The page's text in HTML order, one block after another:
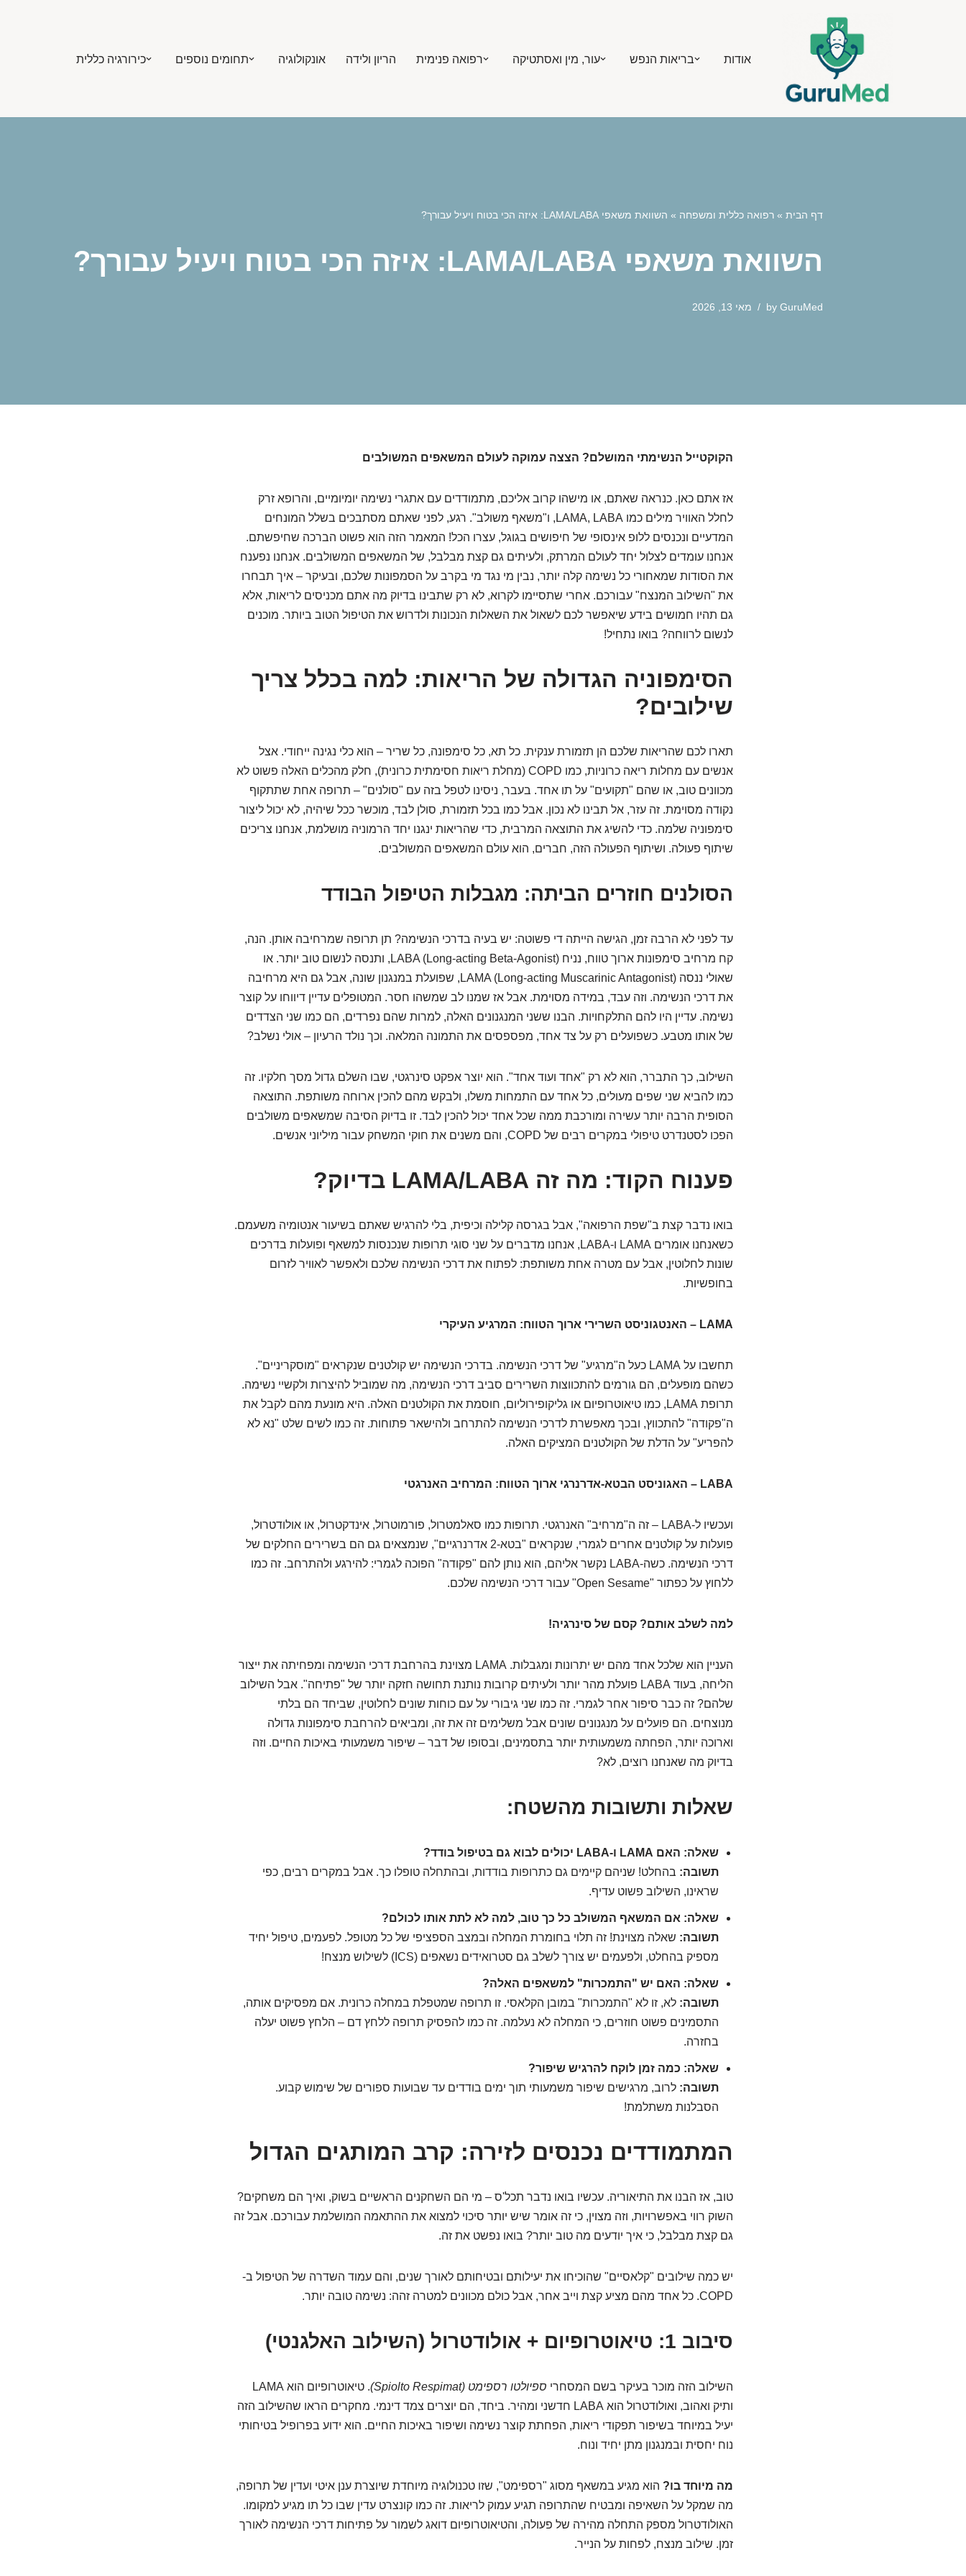
אודות בריאות הנפש עור, מין ואסתטיקה רפואה פנימית הריון ולידה אונקולוגיה תחומים נוספים כירורגיה כללית
דף הבית » רפואה כללית ומשפחה » השוואת משאפי LAMA/LABA: איזה הכי בטוח ויעיל עבורך?
השוואת משאפי LAMA/LABA: איזה הכי בטוח ויעיל עבורך?
by GuruMed מאי 13, 2026
הקוקטייל הנשימתי המושלם? הצצה עמוקה לעולם המשאפים המשולבים
אז אתם כאן. כנראה שאתם, או מישהו קרוב אליכם, מתמודדים עם אתגרי נשימה יומיומיים, והרופא זרק
לחלל האוויר מילים כמו LAMA, LABA, ו"משאף משולב". רגע, לפני שאתם מסתבכים בשלל המונחים
המדעיים ונכנסים ללופ אינסופי של חיפושים בגוגל, עצרו הכל! המאמר הזה הוא פשוט הברכה שחיפשתם.
אנחנו עומדים לצלול יחד לעולם המרתק, ולעיתים גם קצת מבלבל, של המשאפים המשולבים. אנחנו נפענח
את הסודות שמאחורי כל נשימה קלה יותר, נבין מי נגד מי בקרב על הסמפונות שלכם, ובעיקר – איך תבחרו
את "השילוב המנצח" עבורכם. אחרי שתסיימו לקרוא, לא רק שתבינו בדיוק מה אתם מכניסים לריאות, אלא
גם תהיו חמושים בידע שיאפשר לכם לשאול את השאלות הנכונות ולדרוש את הטיפול הטוב ביותר. מוכנים
לנשום לרווחה? בואו נתחיל!
הסימפוניה הגדולה של הריאות: למה בכלל צריך
שילובים?
תארו לכם שהריאות שלכם הן תזמורת ענקית. כל תא, כל סימפונה, כל שריר – הוא כלי נגינה ייחודי. אצל
אנשים עם מחלות ריאה כרוניות, כמו COPD (מחלת ריאות חסימתית כרונית), חלק מהכלים האלה פשוט לא
מכוונים טוב, או שהם "תקועים" על תו אחד. בעבר, ניסינו לטפל בזה עם "סולנים" – תרופה אחת שתתקוף
נקודה מסוימת. זה עזר, אל תבינו לא נכון. אבל כמו בכל תזמורת, סולן לבד, מוכשר ככל שיהיה, לא יכול ליצור
סימפוניה שלמה. כדי להשיג את התוצאה המרבית, כדי שהריאות ינגנו יחד הרמוניה מושלמת, אנחנו צריכים
שיתוף פעולה. ושיתוף הפעולה הזה, חברים, הוא עולם המשאפים המשולבים.
הסולנים חוזרים הביתה: מגבלות הטיפול הבודד
עד לפני לא הרבה זמן, הגישה הייתה די פשוטה: יש בעיה בדרכי הנשימה? תן תרופה שמרחיבה אותן. הנה,
קח מרחיב סימפונות ארוך טווח, נניח LABA (Long-acting Beta-Agonist), ותנסה לנשום טוב יותר. או
שאולי ננסה LAMA (Long-acting Muscarinic Antagonist), שפועלת במנגנון שונה, אבל גם היא מרחיבה
את דרכי הנשימה. וזה עבד, במידה מסוימת. אבל אז שמנו לב שמשהו חסר. המטופלים עדיין דיווחו על קוצר
נשימה. עדיין היו להם התלקחויות. הבנו ששני המנגנונים האלה, למרות שהם נפרדים, הם כמו שני הצדדים
של אותו מטבע. כשפועלים רק על צד אחד, מפספסים את התמונה המלאה. וכך נולד הרעיון – אולי נשלב?
השילוב, כך התברר, הוא לא רק "אחד ועוד אחד". הוא יוצר אפקט סינרגטי, שבו השלם גדול מסך חלקיו. זה
כמו להביא שני שפים מעולים, כל אחד עם התמחות משלו, ולבקש מהם להכין ארוחה משותפת. התוצאה
הסופית הרבה יותר עשירה ומורכבת ממה שכל אחד יכול להכין לבד. זו בדיוק הסיבה שמשאפים משולבים
הפכו לסטנדרט טיפולי במקרים רבים של COPD, והם משנים את חוקי המשחק עבור מיליוני אנשים.
פענוח הקוד: מה זה LAMA/LABA בדיוק?
בואו נדבר קצת ב"שפת הרפואה", אבל בגרסה קלילה וכיפית, בלי להרגיש שאתם בשיעור אנטומיה משעמם.
כשאנחנו אומרים LAMA ו-LABA, אנחנו מדברים על שני סוגי תרופות שנכנסות למשאף ופועלות בדרכים
שונות לחלוטין, אבל עם מטרה אחת משותפת: לפתוח את דרכי הנשימה שלכם ולאפשר לאוויר לזרום
בחופשיות.
LAMA – האנטגוניסט השרירי ארוך הטווח: המרגיע העיקרי
תחשבו על LAMA כעל ה"מרגיע" של דרכי הנשימה. בדרכי הנשימה יש קולטנים שנקראים "מוסקריניים".
כשהם מופעלים, הם גורמים להתכווצות השרירים סביב דרכי הנשימה, מה שמוביל להיצרות ולקשיי נשימה.
תרופת LAMA, כמו טיאוטרופיום או גליקופירוליום, חוסמת את הקולטנים האלה. היא מונעת מהם לקבל את
ה"פקודה" להתכווץ, ובכך מאפשרת לדרכי הנשימה להתרחב ולהישאר פתוחות. זה כמו לשים שלט "נא לא
להפריע" על הדלת של הקולטנים המציקים האלה.
LABA – האגוניסט הבטא-אדרנרגי ארוך הטווח: המרחיב האנרגטי
ועכשיו ל-LABA – זה ה"מרחיב" האנרגטי. תרופות כמו סאלמטרול, פורמוטרול, אינדקטרול, או אולודטרול,
פועלות על קולטנים אחרים לגמרי, שנקראים "בטא-2 אדרנרגיים", שנמצאים גם הם בשרירים החלקים של
דרכי הנשימה. כשה-LABA נקשר אליהם, הוא נותן להם "פקודה" הפוכה לגמרי: להירגע ולהתרחב. זה כמו
ללחוץ על כפתור "Open Sesame" עבור דרכי הנשימה שלכם.
למה לשלב אותם? קסם של סינרגיה!
העניין הוא שלכל אחד מהם יש יתרונות ומגבלות. LAMA מצוינת בהרחבת דרכי הנשימה ומפחיתה את ייצור
הליחה, בעוד LABA פועלת מהר יותר ולעיתים קרובות נותנת תחושה חזקה יותר של "פתיחה". אבל השילוב
שלהם? זה כבר סיפור אחר לגמרי. זה כמו שני גיבורי על עם כוחות שונים לחלוטין, שביחד הם בלתי
מנוצחים. הם פועלים על מנגנונים שונים אבל משלימים זה את זה, ומביאים להרחבת סימפונות גדולה
וארוכה יותר, הפחתה משמעותית יותר בתסמינים, ובסופו של דבר – שיפור משמעותי באיכות החיים. וזה
בדיוק מה שאנחנו רוצים, לא?
שאלות ותשובות מהשטח:
שאלה: האם LAMA ו-LABA יכולים לבוא גם בטיפול בודד?
תשובה: בהחלט! שניהם קיימים גם כתרופות בודדות, ובהתחלה טופלו כך. אבל במקרים רבים, כפי
שראינו, השילוב פשוט עדיף.
שאלה: אם המשאף המשולב כל כך טוב, למה לא לתת אותו לכולם?
תשובה: שאלה מצוינת! זה תלוי בחומרת המחלה ובמצב הספציפי של כל מטופל. לפעמים, טיפול יחיד
מספיק בהחלט, ולפעמים יש צורך לשלב גם סטרואידים נשאפים (ICS) לשילוש מנצח!
שאלה: האם יש "התמכרות" למשאפים האלה?
תשובה: לא, זו לא "התמכרות" במובן הקלאסי. זו תרופה שמטפלת במחלה כרונית. אם מפסיקים אותה,
התסמינים פשוט חוזרים, כי המחלה לא נעלמה. זה כמו להפסיק תרופה ללחץ דם – הלחץ פשוט יעלה
בחזרה.
שאלה: כמה זמן לוקח להרגיש שיפור?
תשובה: לרוב, מרגישים שיפור משמעותי תוך ימים בודדים עד שבועות ספורים של שימוש קבוע.
הסבלנות משתלמת!
המתמודדים נכנסים לזירה: קרב המותגים הגדול
טוב, אז הבנו את התיאוריה. עכשיו בואו נדבר תכל'ס – מי הם השחקנים הראשיים בשוק, ואיך הם משחקים?
השוק רווי באפשרויות, וזה מצוין, כי זה אומר שיש יותר סיכוי למצוא את ההתאמה המושלמת עבורכם. אבל זה
גם קצת מבלבל, כי איך יודעים מה טוב יותר? בואו נפשט את זה.
יש כמה שילובים "קלאסיים" שהוכיחו את יעילותם ובטיחותם לאורך שנים, והם עמוד השדרה של הטיפול ב-
COPD. כל אחד מהם מציע קצת וייב אחר, אבל כולם מכוונים למטרה זהה: נשימה טובה יותר.
סיבוב 1: טיאוטרופיום + אולודטרול (השילוב האלגנטי)
השילוב הזה מוכר בעיקר בשם המסחרי ספיולטו רספימט (Spiolto Respimat)
. טיאוטרופיום הוא LAMA
ותיק ואהוב, ואולודטרול הוא LABA חדשני ומהיר. ביחד, הם יוצרים צמד דינמי. מחקרים הראו שהשילוב הזה
יעיל במיוחד בשיפור תפקודי ריאות, הפחתת קוצר נשימה ושיפור באיכות החיים. הוא ידוע בפרופיל בטיחותי
נוח יחסית ובמנגנון מתן יחיד ונוח.
מה מיוחד בו? הוא מגיע במשאף מסוג "רספימט", שזו טכנולוגיה מיוחדת שיוצרת ענן איטי ועדין של תרופה,
מה שמקל על השאיפה ומבטיח שהתרופה תגיע עמוק לריאות. זה כמו קונצרט עדין שבו כל תו מגיע למקומו.
האולודטרול מספק התחלה מהירה של פעולה, והטיאוטרופיום דואג לשמור על פתיחות דרכי הנשימה לאורך
זמן. שילוב מנצח, לפחות על הנייר.